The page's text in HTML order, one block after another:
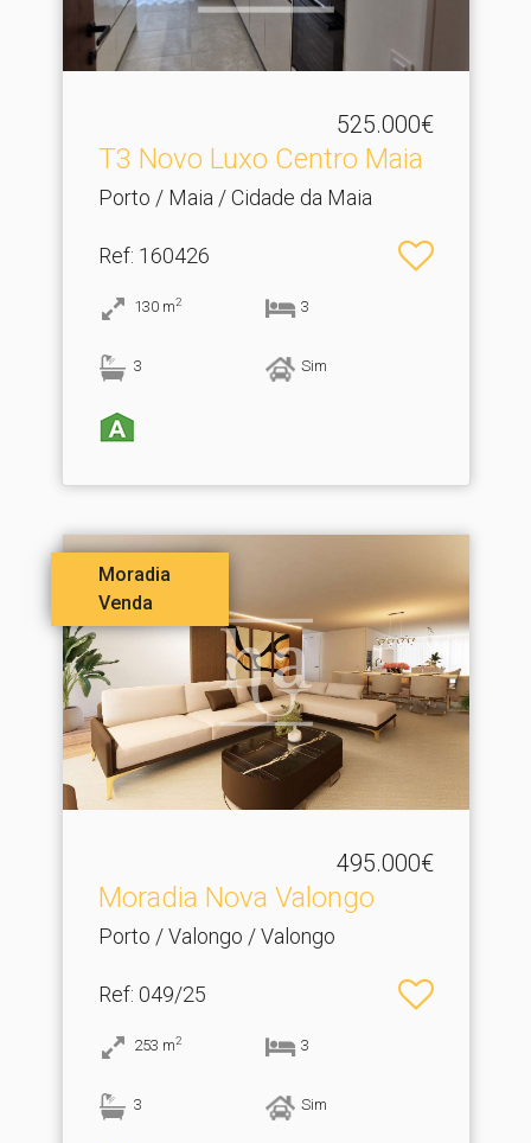
525.000€
T3 Novo Luxo Centro Maia
Porto / Maia / Cidade da Maia
Ref: 160426
130 m2 3
3 Sim
Moradia
Venda
495.000€
Moradia Nova Valongo
Porto / Valongo / Valongo
Ref: 049/25
253 m2 3
3 Sim